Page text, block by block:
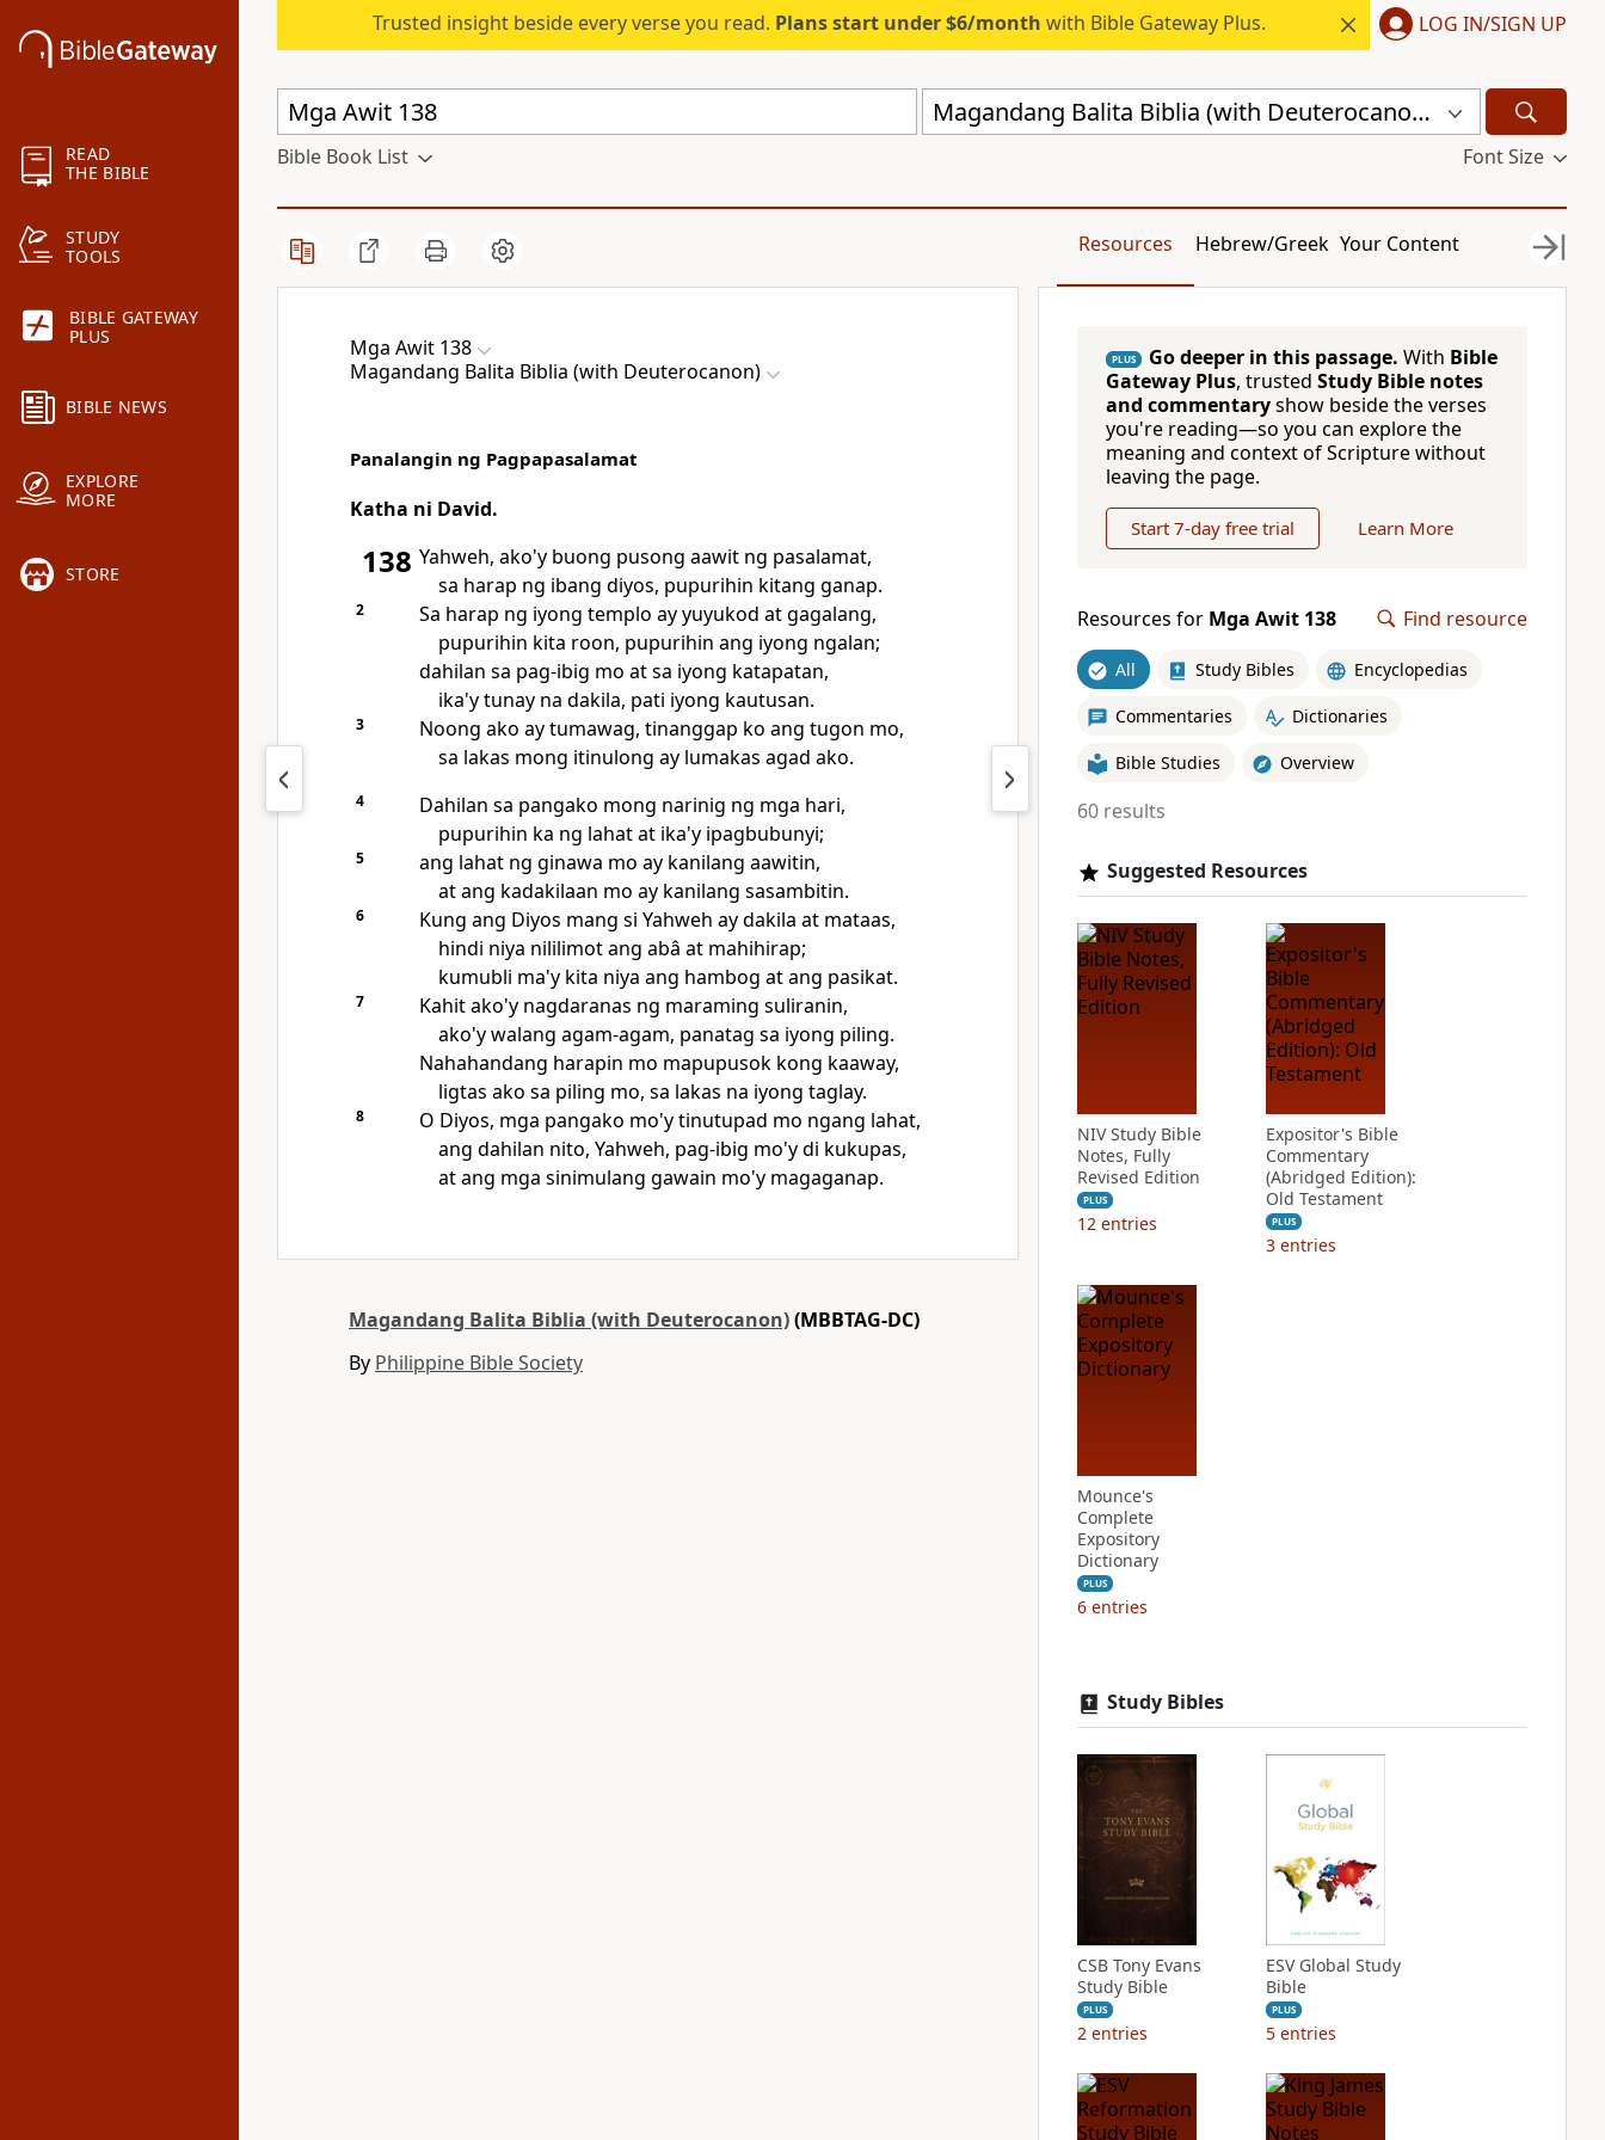
READ
THE BIBLE
STUDY
TOOLS
BIBLE GATEWAY
PLUS
BIBLE NEWS
EXPLORE
MORE
STORE
Trusted insight beside every verse you read. Plans start under $6/month with Bible Gateway Plus. LOG IN/SIGN UP
Magandang Balita Biblia (with Deuterocanon) (MBBTAG-DC)
Bible Book List Font Size
Resources Hebrew/Greek Your Content
Mga Awit 138
Magandang Balita Biblia (with Deuterocanon)
Panalangin ng Pagpapasalamat
Katha ni David.
138 Yahweh, ako'y buong pusong aawit ng pasalamat,
sa harap ng ibang diyos, pupurihin kitang ganap.
2
Sa harap ng iyong templo ay yuyukod at gagalang,
pupurihin kita roon, pupurihin ang iyong ngalan;
dahilan sa pag-ibig mo at sa iyong katapatan,
ika'y tunay na dakila, pati iyong kautusan.
3
Noong ako ay tumawag, tinanggap ko ang tugon mo,
sa lakas mong itinulong ay lumakas agad ako.
4
Dahilan sa pangako mong narinig ng mga hari,
pupurihin ka ng lahat at ika'y ipagbubunyi;
5
ang lahat ng ginawa mo ay kanilang aawitin,
at ang kadakilaan mo ay kanilang sasambitin.
6
Kung ang Diyos mang si Yahweh ay dakila at mataas,
hindi niya nililimot ang abâ at mahihirap;
kumubli ma'y kita niya ang hambog at ang pasikat.
7
Kahit ako'y nagdaranas ng maraming suliranin,
ako'y walang agam-agam, panatag sa iyong piling.
Nahahandang harapin mo mapupusok kong kaaway,
ligtas ako sa piling mo, sa lakas na iyong taglay.
8
O Diyos, mga pangako mo'y tinutupad mo ngang lahat,
ang dahilan nito, Yahweh, pag-ibig mo'y di kukupas,
at ang mga sinimulang gawain mo'y magaganap.
Magandang Balita Biblia (with Deuterocanon)(MBBTAG-DC)
By Philippine Bible Society
PLUS Go deeper in this passage. With Bible
Gateway Plus, trusted Study Bible notes
and commentaryshow beside the verses
you're reading—so you can explore the
meaning and context of Scripture without
leaving the page.
Start 7-day free trial Learn More
Resources for Mga Awit 138 Find resource
All Study Bibles Encyclopedias
Commentaries Dictionaries
Bible Studies Overview
60 results
Suggested Resources
NIV Study Bible
Notes, Fully
Revised Edition
PLUS
12 entries
Expositor's Bible
Commentary
(Abridged Edition):
Old Testament
PLUS
3 entries
Mounce's
Complete
Expository
Dictionary
PLUS
6 entries
Study Bibles
CSB Tony Evans
Study Bible
PLUS
2 entries
ESV Global Study
Bible
PLUS
5 entries